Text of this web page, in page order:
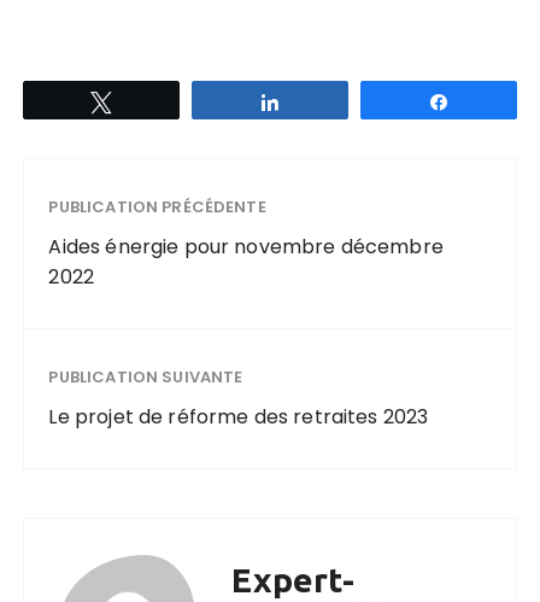
PUBLICATION PRÉCÉDENTE
Aides énergie pour novembre décembre
2022
PUBLICATION SUIVANTE
Le projet de réforme des retraites 2023
Expert-